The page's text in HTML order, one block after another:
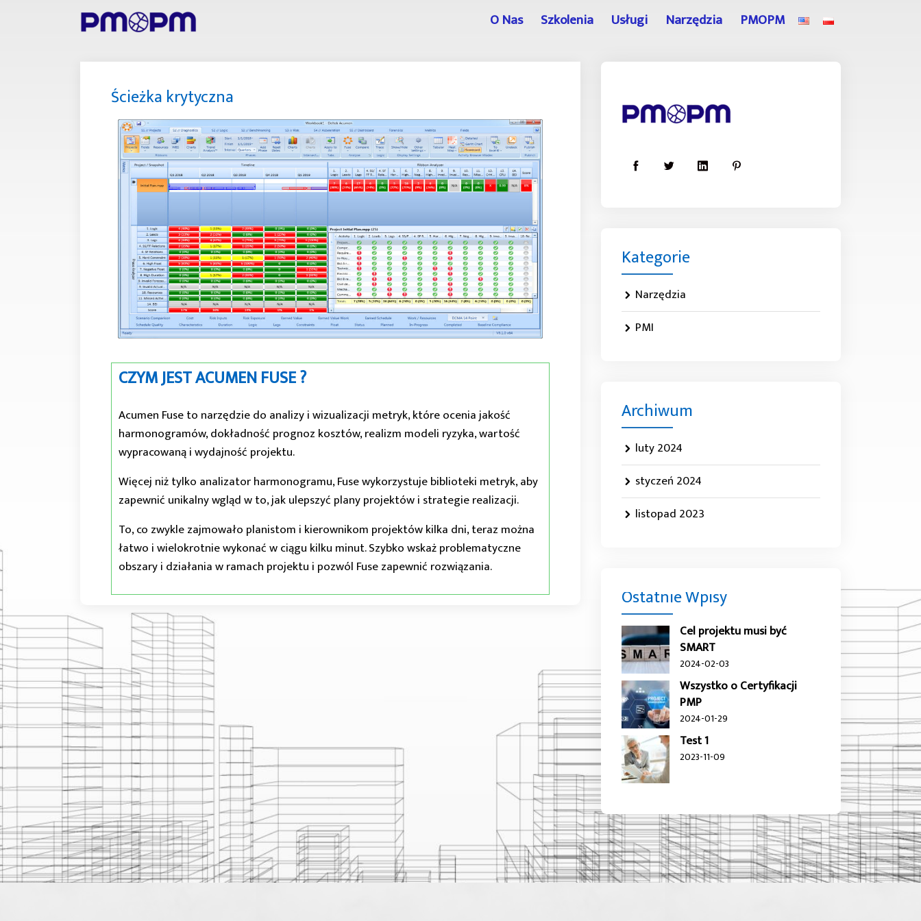
O Nas Szkolenia Usługi Narzędzia PMOPM
Ścieżka krytyczna
CZYM JEST ACUMEN FUSE ?
Acumen Fuse to narzędzie do analizy i wizualizacji metryk, które ocenia jakość
harmonogramów, dokładność prognoz kosztów, realizm modeli ryzyka, wartość
wypracowaną i wydajność projektu.
Więcej niż tylko analizator harmonogramu, Fuse wykorzystuje biblioteki metryk, aby
zapewnić unikalny wgląd w to, jak ulepszyć plany projektów i strategie realizacji.
To, co zwykle zajmowało planistom i kierownikom projektów kilka dni, teraz można
łatwo i wielokrotnie wykonać w ciągu kilku minut. Szybko wskaż problematyczne
obszary i działania w ramach projektu i pozwól Fuse zapewnić rozwiązania.
Kategorie
Narzędzia
PMI
Archiwum
luty 2024
styczeń 2024
listopad 2023
Ostatnie Wpisy
Cel projektu musi być
SMART
2024-02-03
Wszystko o Certyfikacji
PMP
2024-01-29
Test 1
2023-11-09